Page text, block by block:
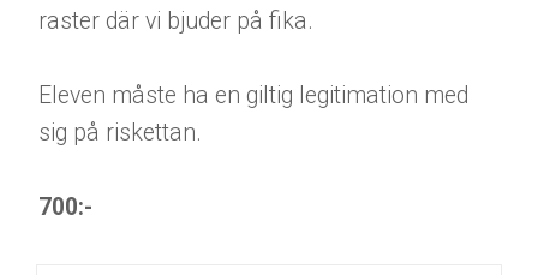
raster där vi bjuder på fika.
Eleven måste ha en giltig legitimation med
sig på riskettan.
700:-